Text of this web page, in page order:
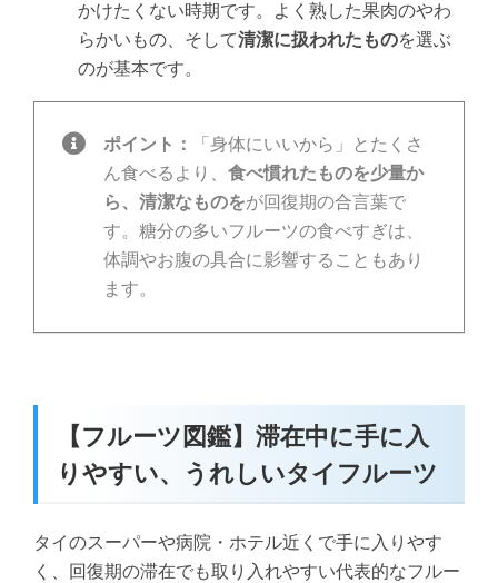
かけたくない時期です。よく熟した果肉のやわ
らかいもの、そして清潔に扱われたものを選ぶ
のが基本です。
ポイント：
「身体にいいから」とたくさ
ん食べるより、 食べ慣れたものを少量か
ら、清潔なものをが回復期の合言葉で
す。糖分の多いフルーツの食べすぎは、
体調やお腹の具合に影響することもあり
ます。
【フルーツ図鑑】滞在中に手に入
りやすい、うれしいタイフルーツ
タイのスーパーや病院・ホテル近くで手に入りやす
く、回復期の滞在でも取り入れやすい代表的なフルー